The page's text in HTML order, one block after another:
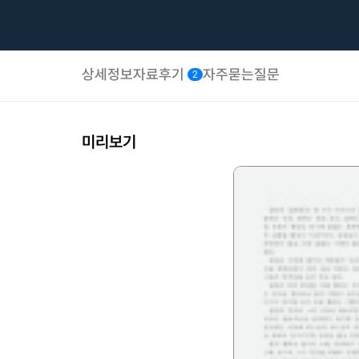
상세정보자료후기 2 자주묻는질문
미리보기